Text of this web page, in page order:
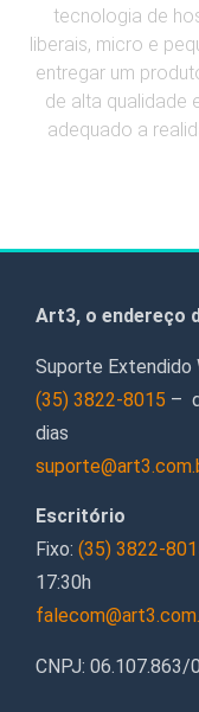
tecnologia de
liberais, micro e
entregar um
de alta qualidade
adequado a
Art3, o endereço
Suporte Extendido
(35) 3822-8015 –
dias
Escritório
Fixo: (35) 3822-
17:30h
CNPJ: 06.107.863/